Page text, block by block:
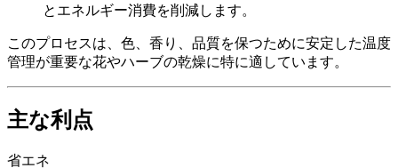
とエネルギー消費を削減します。
このプロセスは、色、香り、品質を保つために安定した温度
管理が重要な花やハーブの乾燥に特に適しています。
主な利点
省エネ